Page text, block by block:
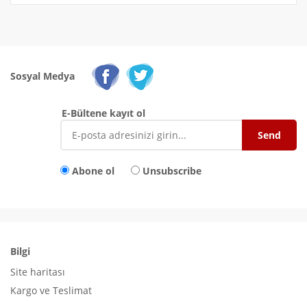
Sosyal Medya
E-Bültene kayıt ol
Abone ol Unsubscribe
Bilgi
Site haritası
Kargo ve Teslimat